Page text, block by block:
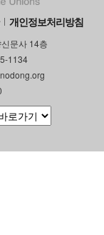
개인정보처리방침
문사 14층
1134